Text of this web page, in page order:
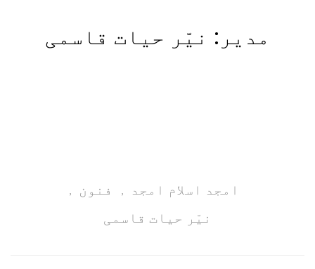
مدیر: نیّر حیات قاسمی
امجد اسلام امجد , فنون ,
نیّر حیات قاسمی